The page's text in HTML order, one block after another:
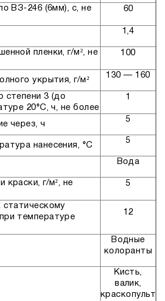
ВЗ-246 (6мм), с, не
60
1,4
пленки, г/м², не
100
укрытия, г/м²
130 — 160
степени 3 (до
20°С, ч, не более
1
через, ч
5
нанесения, °С
5
Вода
краски, г/м², не
5
статическому
температуре
12
Водные
колоранты
Кисть,
валик,
краскопульт